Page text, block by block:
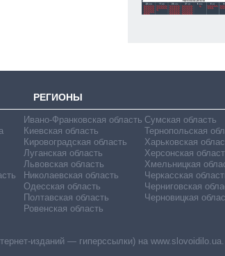
РЕГИОНЫ
Ивано-Франковская область
Киевская область
Кировоградская область
Луганская область
Львовская область
Николаевская область
Одесская область
Полтавская область
Ровенская область
Сумская область
Тернопольская
Харьковская
Херсонская
Хмельницкая
Черкасская
Черниговская
Черновицкая
изданий — гиперссылки) на